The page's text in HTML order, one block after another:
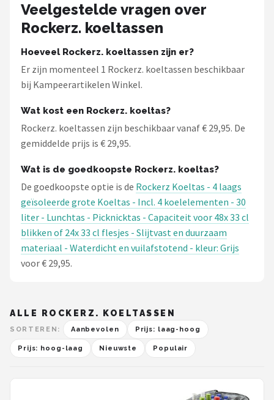
NOMAD
Gimeg
Campingaz
Benson
Alle merken →
Veelgestelde vragen over
Rockerz. koeltassen
Hoeveel Rockerz. koeltassen zijn er?
Er zijn momenteel 1 Rockerz. koeltassen beschikbaar
bij Kampeerartikelen Winkel.
Wat kost een Rockerz. koeltas?
Rockerz. koeltassen zijn beschikbaar vanaf € 29,95. De
gemiddelde prijs is € 29,95.
Wat is de goedkoopste Rockerz. koeltas?
De goedkoopste optie is de Rockerz Koeltas - 4 laags
geïsoleerde grote Koeltas - Incl. 4 koelelementen - 30
liter - Lunchtas - Picknicktas - Capaciteit voor 48x 33 cl
blikken of 24x 33 cl flesjes - Slijtvast en duurzaam
materiaal - Waterdicht en vuilafstotend - kleur: Grijs
voor € 29,95.
ALLE ROCKERZ. KOELTASSEN
SORTEREN: Aanbevolen Prijs: laag-hoog
Prijs: hoog-laag Nieuwste Populair